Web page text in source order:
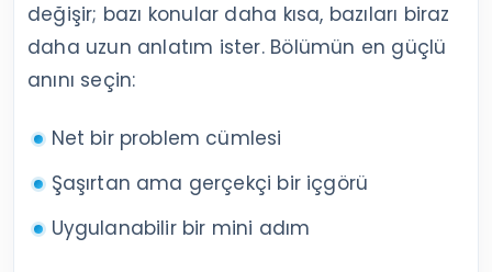
değişir; bazı konular daha kısa, bazıları biraz
daha uzun anlatım ister. Bölümün en güçlü
anını seçin:
Net bir problem cümlesi
Şaşırtan ama gerçekçi bir içgörü
Uygulanabilir bir mini adım